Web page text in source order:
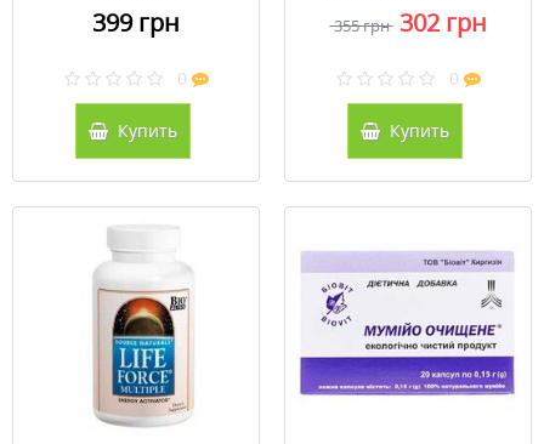
399 грн
0
Купить
355 грн 302 грн
0
Купить